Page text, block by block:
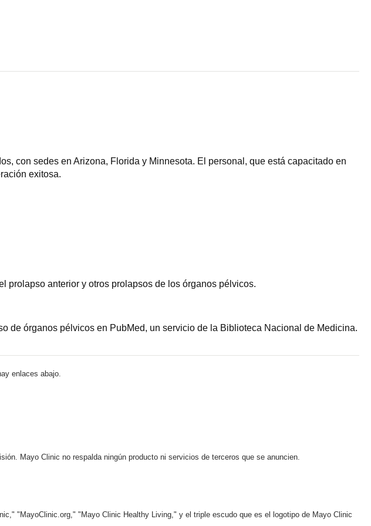
con sedes en Arizona, Florida y Minnesota. El personal, que está capacitado en
exitosa.
prolapso anterior y otros prolapsos de los órganos pélvicos.
de órganos pélvicos en PubMed, un servicio de la Biblioteca Nacional de Medicina.
enlaces abajo.
Mayo Clinic no respalda ningún producto ni servicios de terceros que se anuncien.
"MayoClinic.org," "Mayo Clinic Healthy Living," y el triple escudo que es el logotipo de Mayo Clinic